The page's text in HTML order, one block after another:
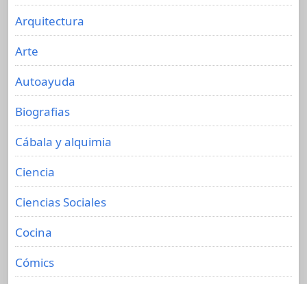
Arquitectura
Arte
Autoayuda
Biografias
Cábala y alquimia
Ciencia
Ciencias Sociales
Cocina
Cómics